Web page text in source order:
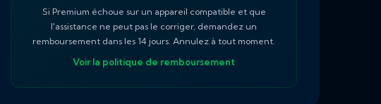
Si Premium échoue sur un appareil compatible et que
l'assistance ne peut pas le corriger, demandez un
remboursement dans les 14 jours. Annulez à tout moment.
Voir la politique de remboursement